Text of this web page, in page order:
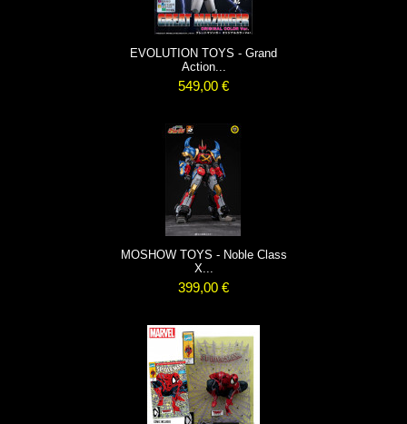
EVOLUTION TOYS - Grand
Action...
549,00 €
MOSHOW TOYS - Noble Class
X...
399,00 €